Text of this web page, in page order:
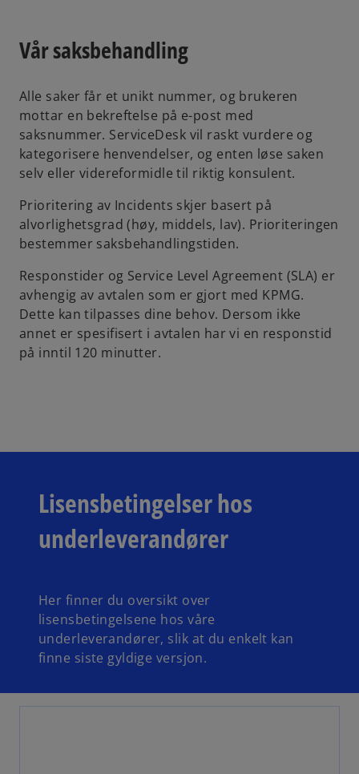
Vår saksbehandling
Alle saker får et unikt nummer, og brukeren
mottar en bekreftelse på e-post med
saksnummer. ServiceDesk vil raskt vurdere og
kategorisere henvendelser, og enten løse saken
selv eller videreformidle til riktig konsulent.
Prioritering av Incidents skjer basert på
alvorlighetsgrad (høy, middels, lav). Prioriteringen
bestemmer saksbehandlingstiden.
Responstider og Service Level Agreement (SLA) er
avhengig av avtalen som er gjort med KPMG.
Dette kan tilpasses dine behov. Dersom ikke
annet er spesifisert i avtalen har vi en responstid
på inntil 120 minutter.
Lisensbetingelser hos
underleverandører
Her finner du oversikt over
lisensbetingelsene hos våre
underleverandører, slik at du enkelt kan
finne siste gyldige versjon.